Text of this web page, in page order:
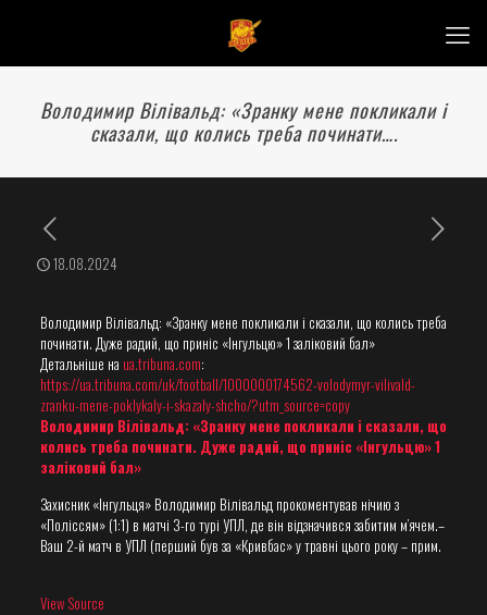
Володимир Вілівальд: «Зранку мене покликали і
сказали, що колись треба починати….
18.08.2024
Володимир Вілівальд: «Зранку мене покликали і сказали, що колись треба
починати. Дуже радий, що приніс «Інгульцю» 1 заліковий бал»
Детальніше на ua.tribuna.com:
https://ua.tribuna.com/uk/football/1000000174562-volodymyr-vilivald-
zranku-mene-poklykaly-i-skazaly-shcho/?utm_source=copy
Володимир Вілівальд: «Зранку мене покликали і сказали, що
колись треба починати. Дуже радий, що приніс «Інгульцю» 1
заліковий бал»
Захисник «Інгульця» Володимир Вілівальд прокоментував нічию з
«Поліссям» (1:1) в матчі 3-го турі УПЛ, де він відзначився забитим м’ячем.–
Ваш 2-й матч в УПЛ (перший був за «Кривбас» у травні цього року – прим.
View Source